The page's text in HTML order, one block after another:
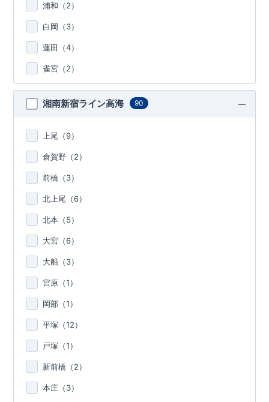
浦和（2）
白岡（3）
蓮田（4）
雀宮（2）
湘南新宿ライン高海 90
上尾（9）
倉賀野（2）
前橋（3）
北上尾（6）
北本（5）
大宮（6）
大船（3）
宮原（1）
岡部（1）
平塚（12）
戸塚（1）
新前橋（2）
本庄（3）